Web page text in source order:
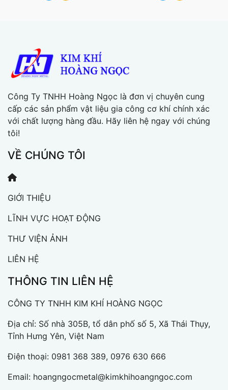
Công Ty TNHH Hoàng Ngọc là đơn vị chuyên cung
cấp các sản phẩm vật liệu gia công cơ khí chính xác
với chất lượng hàng đầu. Hãy liên hệ ngay với chúng
tôi!
VỀ CHÚNG TÔI
GIỚI THIỆU
LĨNH VỰC HOẠT ĐỘNG
THƯ VIỆN ẢNH
LIÊN HỆ
THÔNG TIN LIÊN HỆ
CÔNG TY TNHH KIM KHÍ HOÀNG NGỌC
Địa chỉ: Số nhà 305B, tổ dân phố số 5, Xã Thái Thụy,
Tỉnh Hưng Yên, Việt Nam
Điện thoại: 0981 368 389, 0976 630 666
Email: hoangngocmetal@kimkhihoangngoc.com